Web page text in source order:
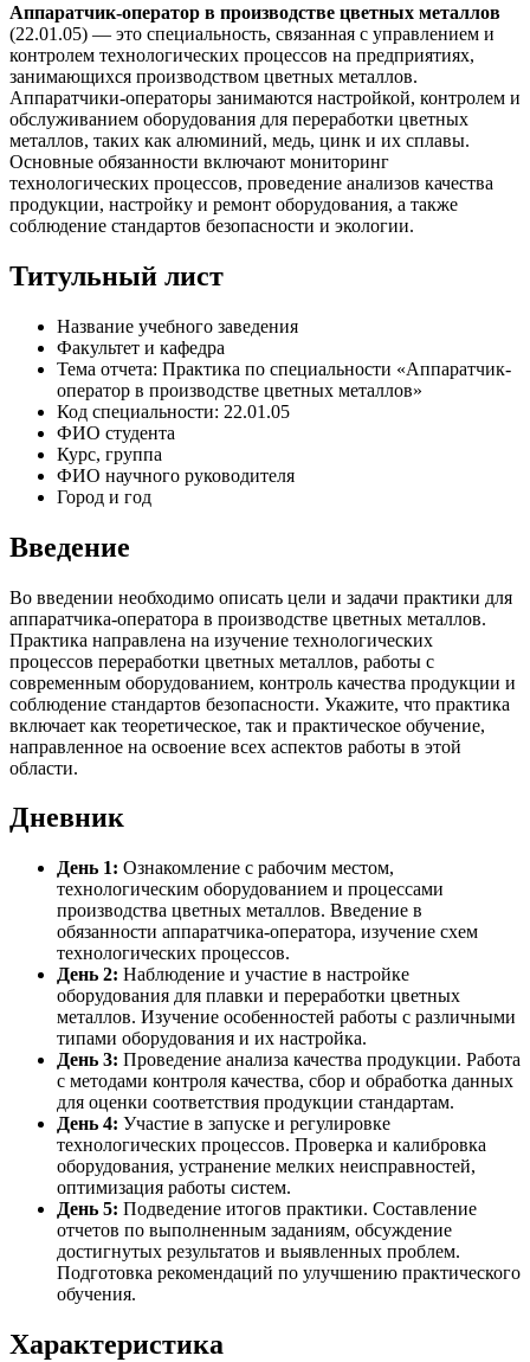
Аппаратчик-оператор в производстве цветных металлов
(22.01.05) — это специальность, связанная с управлением и
контролем технологических процессов на предприятиях,
занимающихся производством цветных металлов.
Аппаратчики-операторы занимаются настройкой, контролем и
обслуживанием оборудования для переработки цветных
металлов, таких как алюминий, медь, цинк и их сплавы.
Основные обязанности включают мониторинг
технологических процессов, проведение анализов качества
продукции, настройку и ремонт оборудования, а также
соблюдение стандартов безопасности и экологии.
Титульный лист
Название учебного заведения
Факультет и кафедра
Тема отчета: Практика по специальности «Аппаратчик-
оператор в производстве цветных металлов»
Код специальности: 22.01.05
ФИО студента
Курс, группа
ФИО научного руководителя
Город и год
Введение
Во введении необходимо описать цели и задачи практики для
аппаратчика-оператора в производстве цветных металлов.
Практика направлена на изучение технологических
процессов переработки цветных металлов, работы с
современным оборудованием, контроль качества продукции и
соблюдение стандартов безопасности. Укажите, что практика
включает как теоретическое, так и практическое обучение,
направленное на освоение всех аспектов работы в этой
области.
Дневник
День 1: Ознакомление с рабочим местом,
технологическим оборудованием и процессами
производства цветных металлов. Введение в
обязанности аппаратчика-оператора, изучение схем
технологических процессов.
День 2: Наблюдение и участие в настройке
оборудования для плавки и переработки цветных
металлов. Изучение особенностей работы с различными
типами оборудования и их настройка.
День 3: Проведение анализа качества продукции. Работа
с методами контроля качества, сбор и обработка данных
для оценки соответствия продукции стандартам.
День 4: Участие в запуске и регулировке
технологических процессов. Проверка и калибровка
оборудования, устранение мелких неисправностей,
оптимизация работы систем.
День 5: Подведение итогов практики. Составление
отчетов по выполненным заданиям, обсуждение
достигнутых результатов и выявленных проблем.
Подготовка рекомендаций по улучшению практического
обучения.
Характеристика